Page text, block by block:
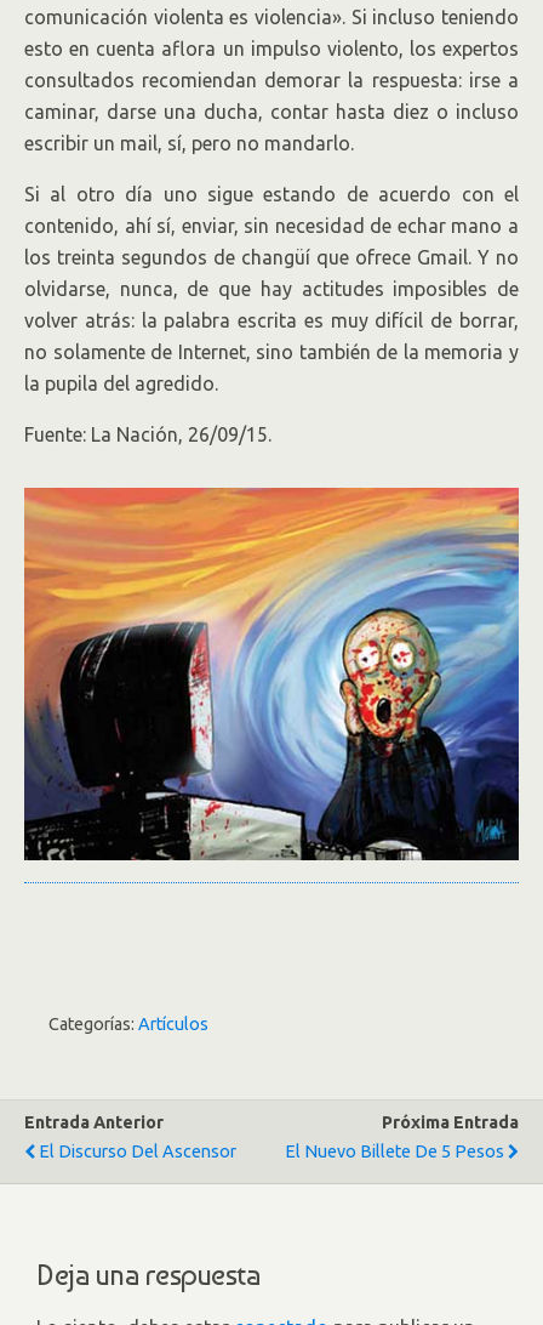
comunicación violenta es violencia». Si incluso teniendo
esto en cuenta aflora un impulso violento, los expertos
consultados recomiendan demorar la respuesta: irse a
caminar, darse una ducha, contar hasta diez o incluso
escribir un mail, sí, pero no mandarlo.
Si al otro día uno sigue estando de acuerdo con el
contenido, ahí sí, enviar, sin necesidad de echar mano a
los treinta segundos de changüí que ofrece Gmail. Y no
olvidarse, nunca, de que hay actitudes imposibles de
volver atrás: la palabra escrita es muy difícil de borrar,
no solamente de Internet, sino también de la memoria y
la pupila del agredido.
Fuente: La Nación, 26/09/15.
Categorías: Artículos
Entrada Anterior
El Discurso Del Ascensor
Próxima Entrada
El Nuevo Billete De 5 Pesos
Deja una respuesta